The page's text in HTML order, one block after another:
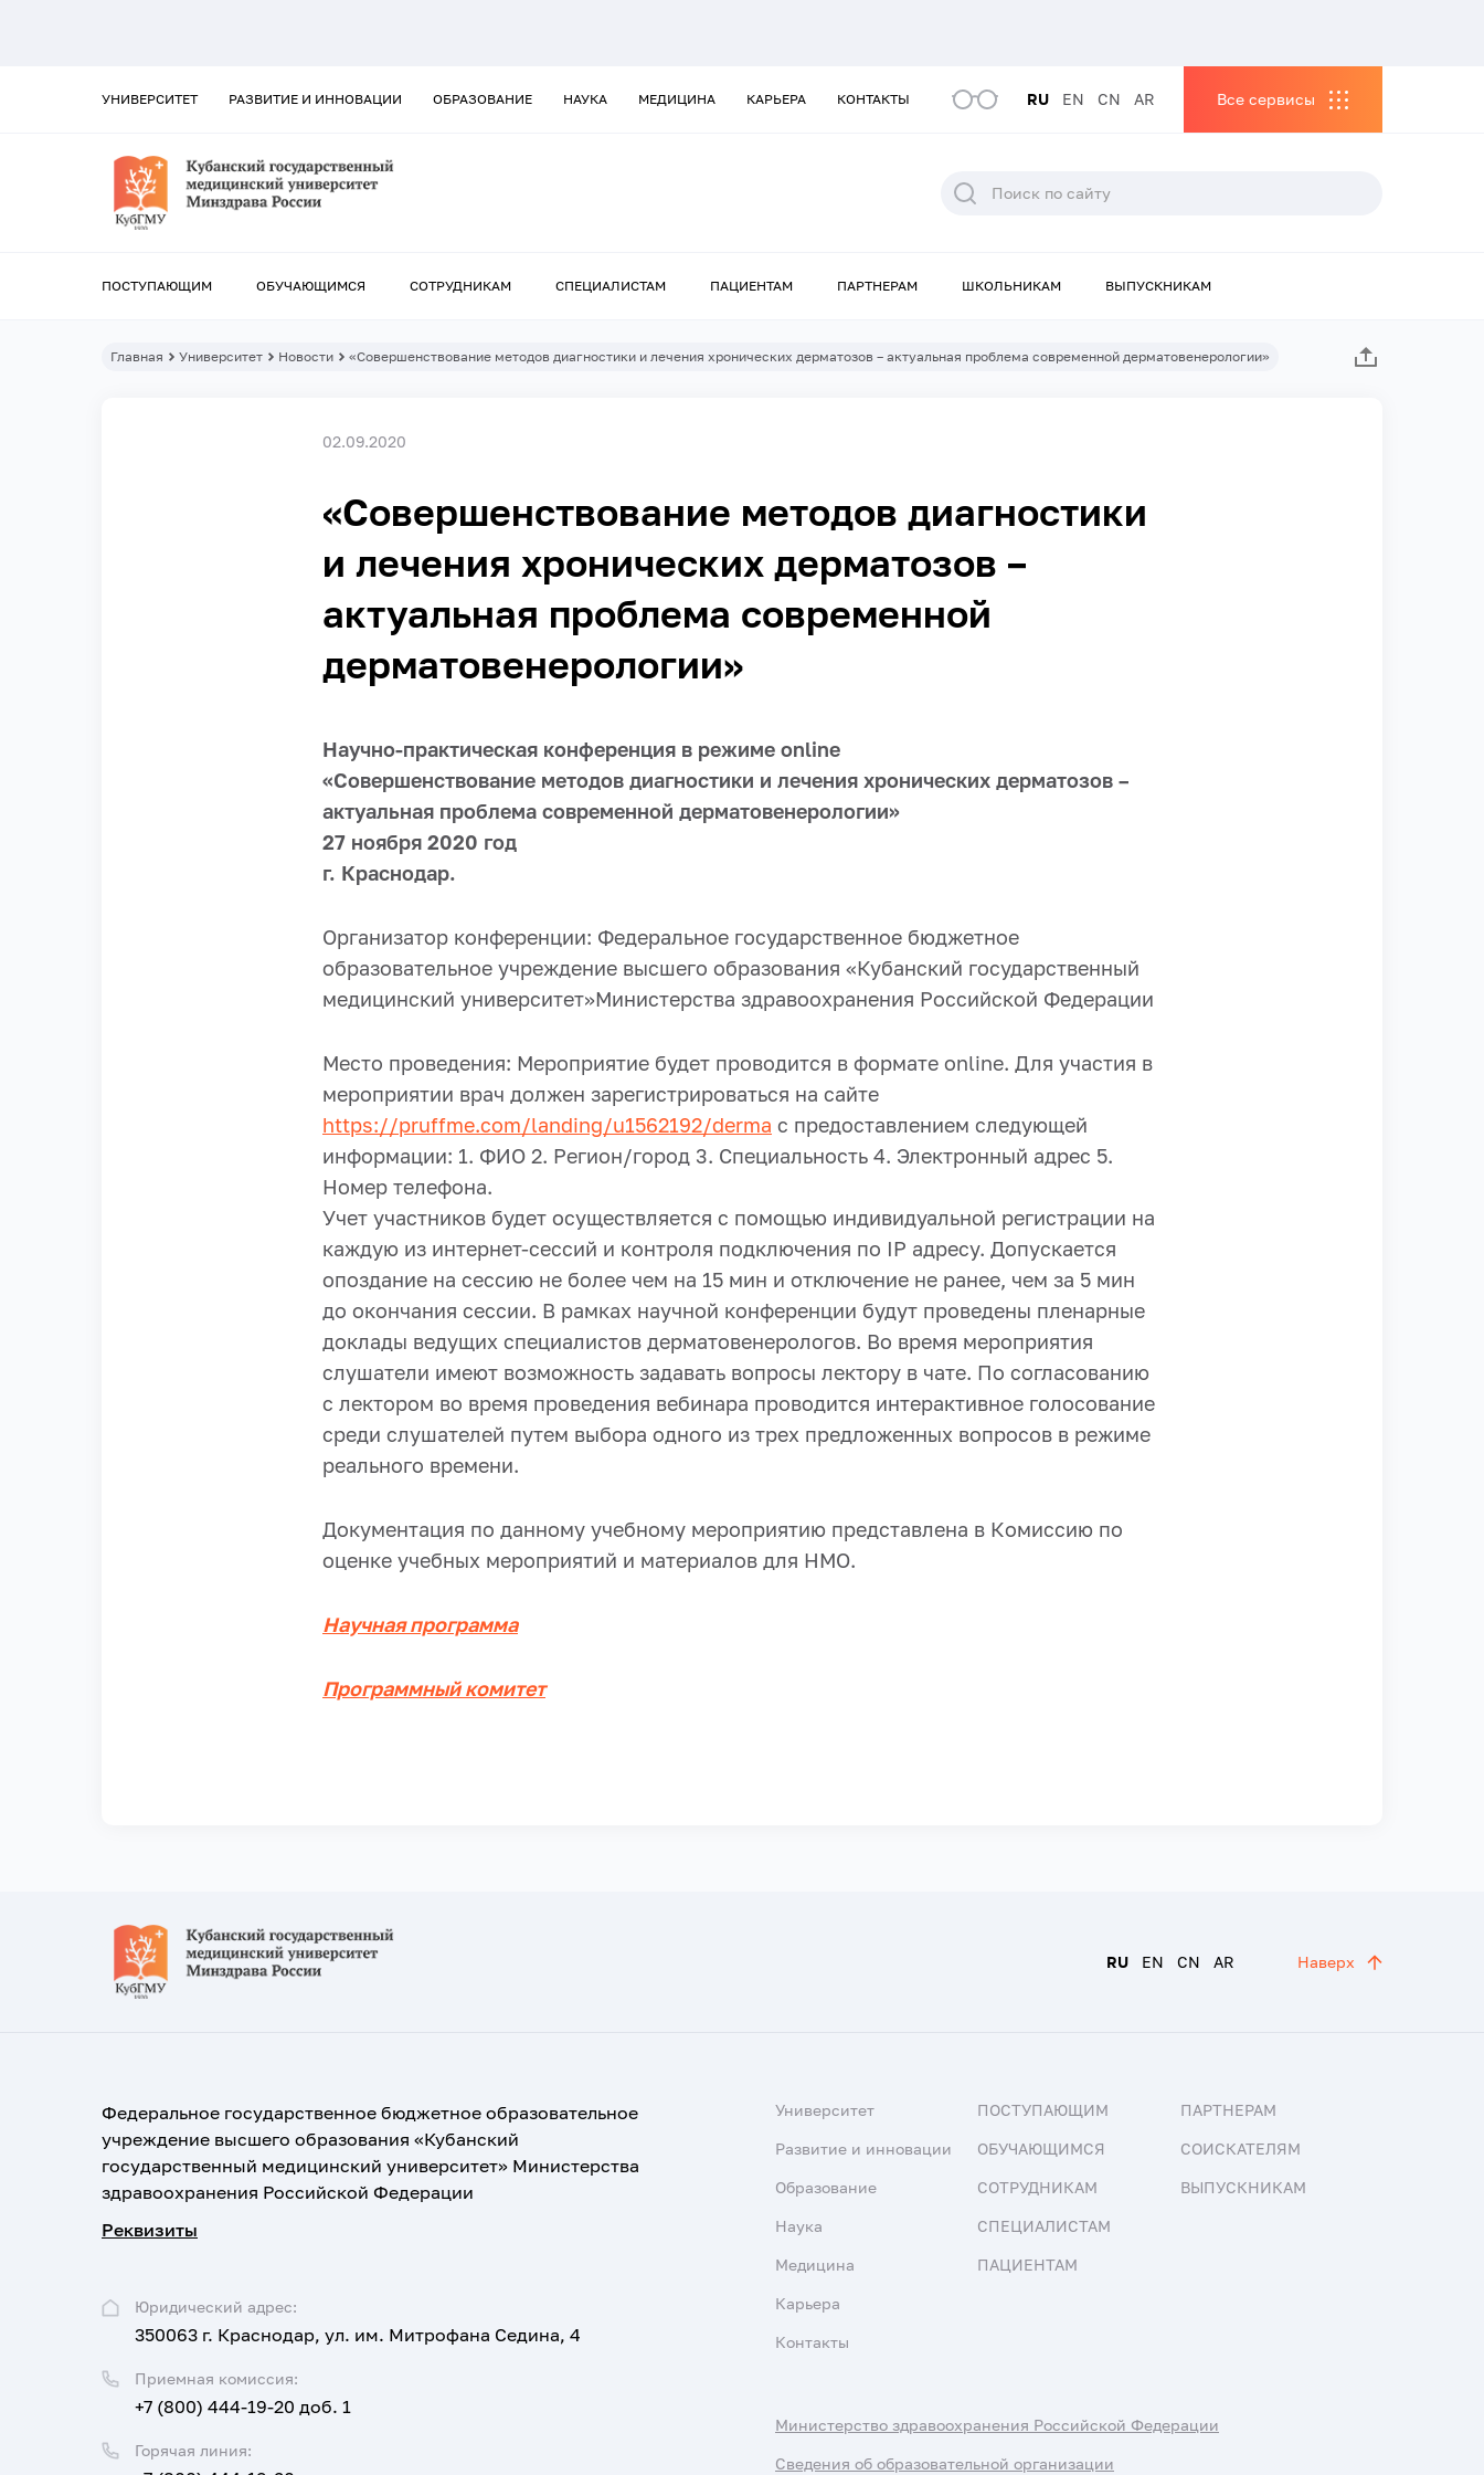
УНИВЕРСИТЕТ РАЗВИТИЕ И ИННОВАЦИИ ОБРАЗОВАНИЕ НАУКА МЕДИЦИНА КАРЬЕРА КОНТАКТЫ RU EN CN AR Все сервисы
ПОСТУПАЮЩИМ ОБУЧАЮЩИМСЯ СОТРУДНИКАМ СПЕЦИАЛИСТАМ ПАЦИЕНТАМ ПАРТНЕРАМ ШКОЛЬНИКАМ ВЫПУСКНИКАМ
Главная Университет Новости «Совершенствование методов диагностики и лечения хронических дерматозов – актуальная проблема современной дерматовенерологии»
02.09.2020
«Совершенствование методов диагностики
и лечения хронических дерматозов –
актуальная проблема современной
дерматовенерологии»
Научно-практическая конференция в режиме online
«Совершенствование методов диагностики и лечения хронических дерматозов –
актуальная проблема современной дерматовенерологии»
27 ноября 2020 год
г. Краснодар.
Организатор конференции: Федеральное государственное бюджетное
образовательное учреждение высшего образования «Кубанский государственный
медицинский университет»Министерства здравоохранения Российской Федерации
Место проведения: Мероприятие будет проводится в формате online. Для участия в
мероприятии врач должен зарегистрироваться на сайте
https://pruffme.com/landing/u1562192/derma с предоставлением следующей
информации: 1. ФИО 2. Регион/город 3. Специальность 4. Электронный адрес 5.
Номер телефона.
Учет участников будет осуществляется с помощью индивидуальной регистрации на
каждую из интернет-сессий и контроля подключения по IP адресу. Допускается
опоздание на сессию не более чем на 15 мин и отключение не ранее, чем за 5 мин
до окончания сессии. В рамках научной конференции будут проведены пленарные
доклады ведущих специалистов дерматовенерологов. Во время мероприятия
слушатели имеют возможность задавать вопросы лектору в чате. По согласованию
с лектором во время проведения вебинара проводится интерактивное голосование
среди слушателей путем выбора одного из трех предложенных вопросов в режиме
реального времени.
Документация по данному учебному мероприятию представлена в Комиссию по
оценке учебных мероприятий и материалов для НМО.
Научная программа
Программный комитет
RU EN CN AR Наверх
Федеральное государственное бюджетное образовательное
учреждение высшего образования «Кубанский
государственный медицинский университет» Министерства
здравоохранения Российской Федерации
Реквизиты
Юридический адрес:
350063 г. Краснодар, ул. им. Митрофана Седина, 4
Приемная комиссия:
+7 (800) 444-19-20 доб. 1
Горячая линия:
Университет
Развитие и инновации
Образование
Наука
Медицина
Карьера
Контакты
ПОСТУПАЮЩИМ
ОБУЧАЮЩИМСЯ
СОТРУДНИКАМ
СПЕЦИАЛИСТАМ
ПАЦИЕНТАМ
ПАРТНЕРАМ
СОИСКАТЕЛЯМ
ВЫПУСКНИКАМ
Министерство здравоохранения Российской Федерации
Сведения об образовательной организации